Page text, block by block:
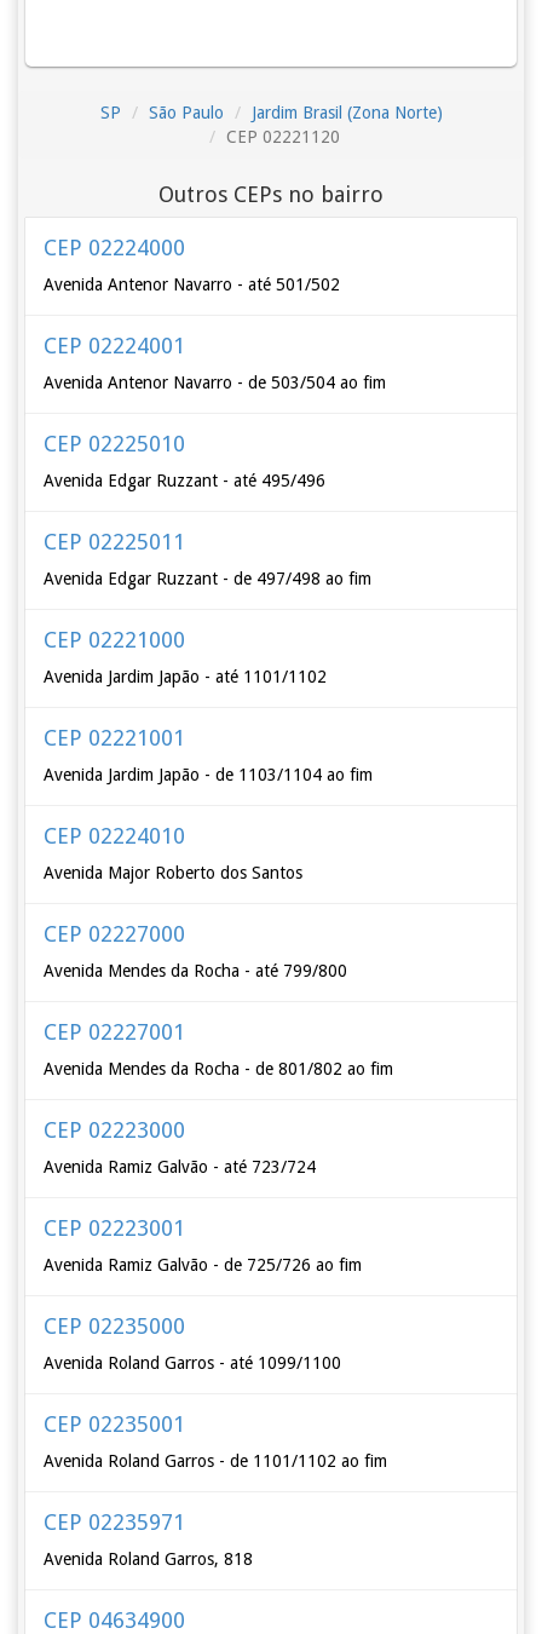
SP São Paulo
Jardim Brasil (Zona Norte)
CEP 02221120
Outros CEPs no bairro
CEP 02224000
Avenida Antenor Navarro - até 501/502
CEP 02224001
Avenida Antenor Navarro - de 503/504 ao fim
CEP 02225010
Avenida Edgar Ruzzant - até 495/496
CEP 02225011
Avenida Edgar Ruzzant - de 497/498 ao fim
CEP 02221000
Avenida Jardim Japão - até 1101/1102
CEP 02221001
Avenida Jardim Japão - de 1103/1104 ao fim
CEP 02224010
Avenida Major Roberto dos Santos
CEP 02227000
Avenida Mendes da Rocha - até 799/800
CEP 02227001
Avenida Mendes da Rocha - de 801/802 ao fim
CEP 02223000
Avenida Ramiz Galvão - até 723/724
CEP 02223001
Avenida Ramiz Galvão - de 725/726 ao fim
CEP 02235000
Avenida Roland Garros - até 1099/1100
CEP 02235001
Avenida Roland Garros - de 1101/1102 ao fim
CEP 02235971
Avenida Roland Garros, 818
CEP 04634900